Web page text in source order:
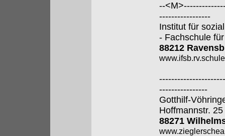
--
-----------------
Institut für
- Fachschule
88212
----------------
Gotthilf-
Hoffmannstr. 25
88271